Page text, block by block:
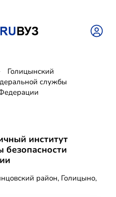
Голицынский
службы
институт
район, Голицыно,